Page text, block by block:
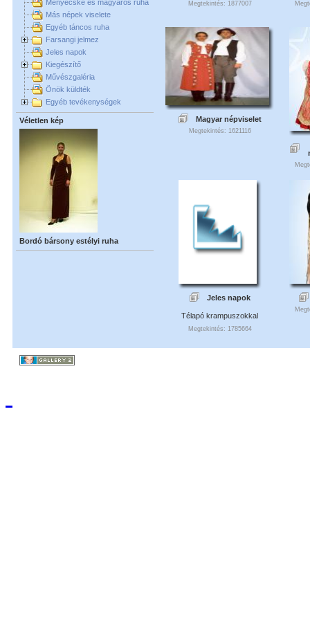
Menyecske és magyaros ruha
Más népek viselete
Egyéb táncos ruha
Farsangi jelmez
Jeles napok
Kiegészítő
Művészgaléria
Önök küldték
Egyéb tevékenységek
Véletlen kép
Bordó bársony estélyi ruha
Megtekintés: 1877007
Magyar népviselet
Megtekintés: 1621116
Jeles napok
Télapó krampuszokkal
Megtekintés: 1785664